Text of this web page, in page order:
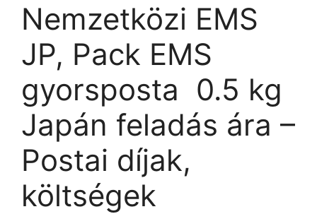
Nemzetközi EMS
JP, Pack EMS
gyorsposta  0.5 kg 
Japán feladás ára –
Postai díjak,
költségek